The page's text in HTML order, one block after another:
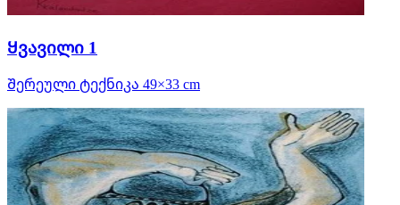
Ყვავილი 1
Შერეული ტექნიკა 49×33 cm